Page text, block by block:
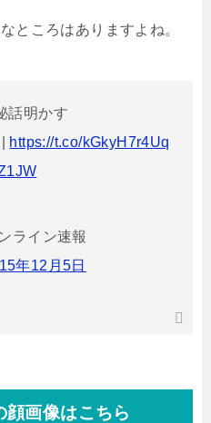
ところはありますよね。
話明かす
https://t.co/kGkyH7r4Uq
ライン速報
年12月5日
画像はこちら